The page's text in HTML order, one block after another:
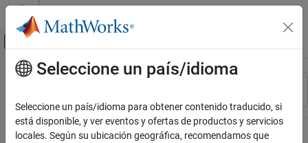
Saltar al contenido
Mostrar/ocultar menú de navegación
Recurso
Contenido principal
Seleccione un país/idioma
Seleccione un país/idioma para obtener contenido traducido, si
está disponible, y ver eventos y ofertas de productos y servicios
locales. Según su ubicación geográfica, recomendamos que